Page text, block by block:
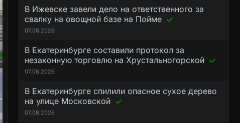
В Ижевске завели дело на ответственного за
свалку на овощной базе на Пойме
07.08.2026
В Екатеринбурге составили протокол за
незаконную торговлю на Хрустальногорской
07.08.2026
В Екатеринбурге спилили опасное сухое дерево
на улице Московской
07.08.2026